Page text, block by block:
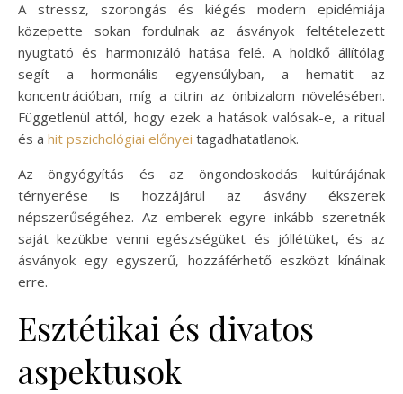
A stressz, szorongás és kiégés modern epidémiája
közepette sokan fordulnak az ásványok feltételezett
nyugtató és harmonizáló hatása felé. A holdkő állítólag
segít a hormonális egyensúlyban, a hematit az
koncentrációban, míg a citrin az önbizalom növelésében.
Függetlenül attól, hogy ezek a hatások valósak-e, a ritual
és a hit pszichológiai előnyei tagadhatatlanok.
Az öngyógyítás és az öngondoskodás kultúrájának
térnyerése is hozzájárul az ásvány ékszerek
népszerűségéhez. Az emberek egyre inkább szeretnék
saját kezükbe venni egészségüket és jóllétüket, és az
ásványok egy egyszerű, hozzáférhető eszközt kínálnak
erre.
Esztétikai és divatos
aspektusok